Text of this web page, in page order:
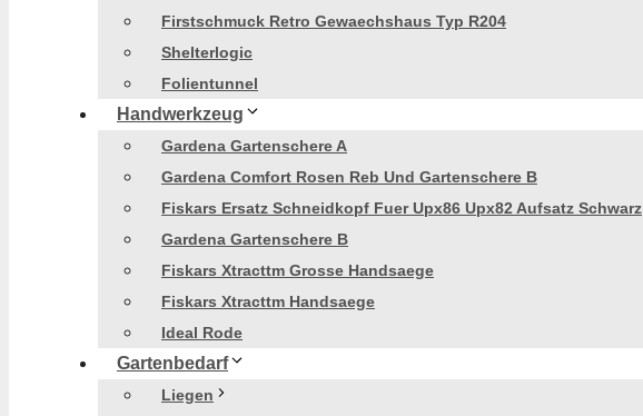
Firstschmuck Retro Gewaechshaus Typ R204
Shelterlogic
Folientunnel
Handwerkzeug
Gardena Gartenschere A
Gardena Comfort Rosen Reb Und Gartenschere B
Fiskars Ersatz Schneidkopf Fuer Upx86 Upx82 Aufsatz Schwarz
Gardena Gartenschere B
Fiskars Xtracttm Grosse Handsaege
Fiskars Xtracttm Handsaege
Ideal Rode
Gartenbedarf
Liegen